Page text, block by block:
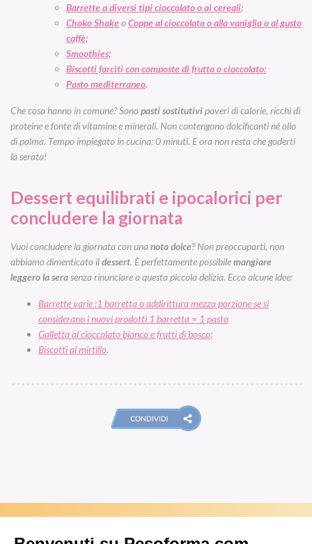
Barrette a diversi tipi cioccolato o ai cereali;
Choko ShakeoCoppe al cioccolato o alla vaniglia o al gusto
caffè;
Smoothies;
Biscotti farciti con composte di frutta o cioccolato:
Pasto mediterraneo.
Che cosa hanno in comune? Sonopasti sostitutivipoveri di calorie, ricchi di
proteine e fonte di vitamine e minerali. Non contengono dolcificanti né olio
di palma. Tempo impiegato in cucina: 0 minuti. E ora non resta che goderti
la serata!
Dessert equilibrati e ipocalorici per
concludere la giornata
Vuoi concludere la giornata con unanota dolce? Non preoccuparti, non
abbiamo dimenticato ildessert. È perfettamente possibilemangiare
leggero la serasenza rinunciare a questa piccola delizia. Ecco alcune idee:
Barrette varie :1 barretta o addirittura mezza porzione se si
considerano i nuovi prodotti 1 barretta = 1 pasto
Galletta al cioccolato bianco e frutti di bosco;
Biscotti al mirtillo.